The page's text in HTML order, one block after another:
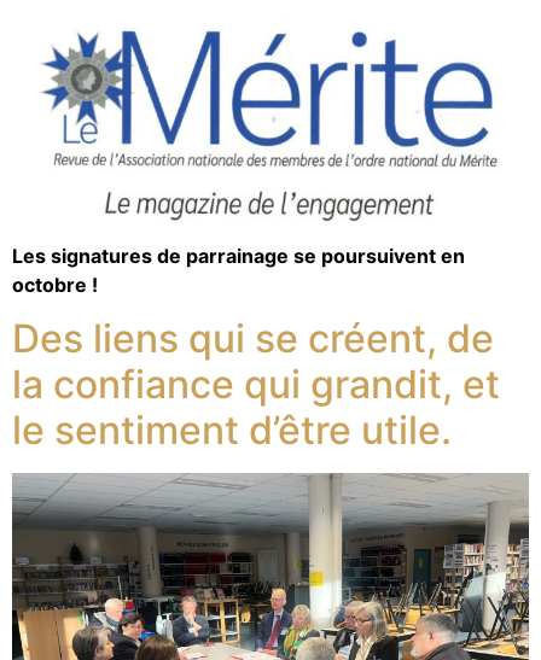
Les signatures de parrainage se poursuivent en
octobre !
Des liens qui se créent, de
la confiance qui grandit, et
le sentiment d’être utile.